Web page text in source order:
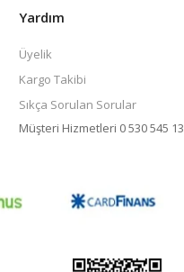
Yardım
Üyelik
Kargo Takibi
Sıkça Sorulan Sorular
Müşteri Hizmetleri 0 530 545